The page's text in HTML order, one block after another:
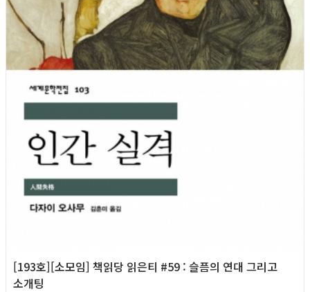
[193호][소모임] 책읽당 읽은티 #59 : 슬픔의 연대 그리고
소개팅